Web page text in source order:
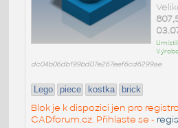
dc04b06db199bd07e267eef6cd6299ae
Lego piece kostka brick
Blok je k dispozici jen pro
CADforum.cz. Přihlaste se -